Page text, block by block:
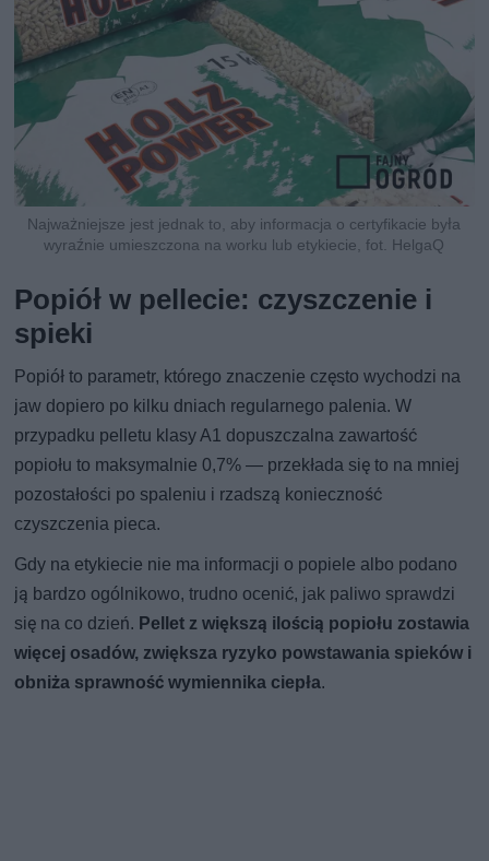
Najważniejsze jest jednak to, aby informacja o certyfikacie była
wyraźnie umieszczona na worku lub etykiecie, fot. HelgaQ
Popiół w pellecie: czyszczenie i
spieki
Popiół to parametr, którego znaczenie często wychodzi na
jaw dopiero po kilku dniach regularnego palenia. W
przypadku pelletu klasy A1 dopuszczalna zawartość
popiołu to maksymalnie 0,7% — przekłada się to na mniej
pozostałości po spaleniu i rzadszą konieczność
czyszczenia pieca.
Gdy na etykiecie nie ma informacji o popiele albo podano
ją bardzo ogólnikowo, trudno ocenić, jak paliwo sprawdzi
się na co dzień. Pellet z większą ilością popiołu zostawia
więcej osadów, zwiększa ryzyko powstawania spieków i
obniża sprawność wymiennika ciepła.